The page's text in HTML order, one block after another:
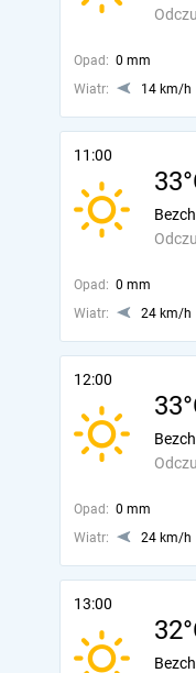
Opad: 0 mm
Wiatr:
14 km/h
11:00
Opad: 0 mm
Wiatr:
24 km/h
12:00
Opad: 0 mm
Wiatr:
24 km/h
13:00